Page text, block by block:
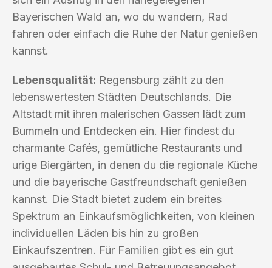
Bayerischen Wald an, wo du wandern, Rad
fahren oder einfach die Ruhe der Natur genießen
kannst.
Lebensqualität: Regensburg zählt zu den
lebenswertesten Städten Deutschlands. Die
Altstadt mit ihren malerischen Gassen lädt zum
Bummeln und Entdecken ein. Hier findest du
charmante Cafés, gemütliche Restaurants und
urige Biergärten, in denen du die regionale Küche
und die bayerische Gastfreundschaft genießen
kannst. Die Stadt bietet zudem ein breites
Spektrum an Einkaufsmöglichkeiten, von kleinen
individuellen Läden bis hin zu großen
Einkaufszentren. Für Familien gibt es ein gut